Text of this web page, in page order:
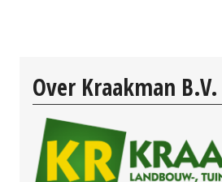
Over Kraakman B.V.